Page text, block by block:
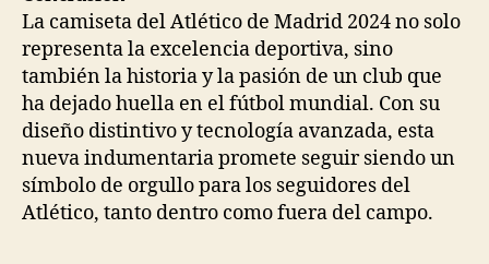
La camiseta del Atlético de Madrid 2024 no solo
representa la excelencia deportiva, sino
también la historia y la pasión de un club que
ha dejado huella en el fútbol mundial. Con su
diseño distintivo y tecnología avanzada, esta
nueva indumentaria promete seguir siendo un
símbolo de orgullo para los seguidores del
Atlético, tanto dentro como fuera del campo.